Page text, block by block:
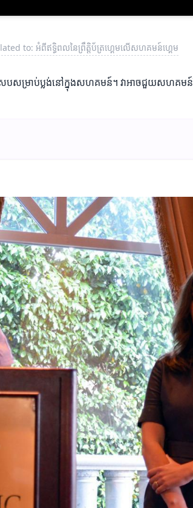
to: អំពីឥទ្ធិពលនៃព្រឹត្តិប័ត្រហ្គេមលើសហគមន៍ហ្គេម
របសម្រាប់ប្លង់នៅក្នុងសហគមន៍។ វាអាចជួយសហគមន៍